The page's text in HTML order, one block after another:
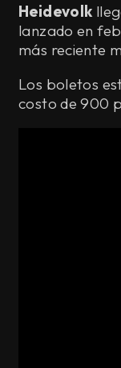
Heidevolk
lanzado en
más reciente
Los boletos
costo de 900